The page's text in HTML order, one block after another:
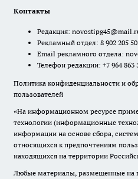
Контакты
Редакция:
Рекламный отдел: 8 902 205
Email рекламного отдела:
Телефон редакции: +7 964 863
Политика конфиденциальности и
пользователей
«На информационном ресурсе
технологии (информационные
информации на основе сбора,
относящихся к предпочтениям
находящихся на территории
Любые материалы, размещенные на